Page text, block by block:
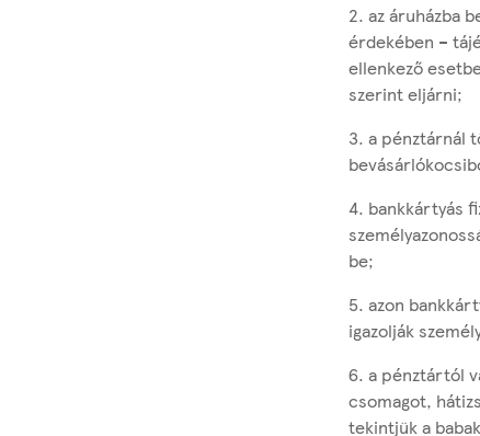
2. az áruházba
érdekében –
ellenkező
szerint eljárni;
3. a pénztárnál
4. bankkártyás
be;
5. azon
igazolják
6. a pénztártól
csomagot,
tekintjük a